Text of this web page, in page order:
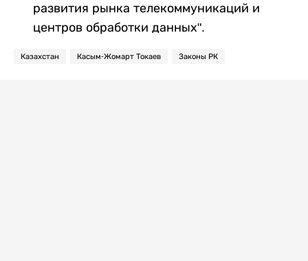
развития рынка телекоммуникаций и
центров обработки данных".
Казахстан Касым-Жомарт Токаев Законы РК